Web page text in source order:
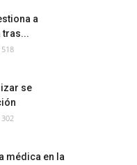
a
tras...
518
se
302
médica en la